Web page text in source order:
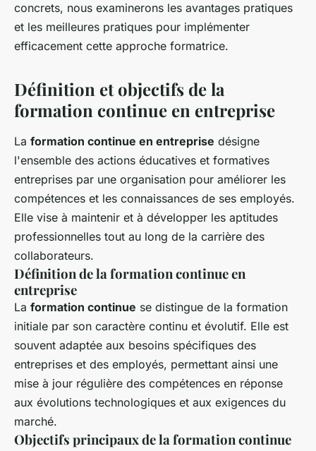
concrets, nous examinerons les avantages pratiques
et les meilleures pratiques pour implémenter
efficacement cette approche formatrice.
Définition et objectifs de la
formation continue en entreprise
La formation continue en entreprise désigne
l'ensemble des actions éducatives et formatives
entreprises par une organisation pour améliorer les
compétences et les connaissances de ses employés.
Elle vise à maintenir et à développer les aptitudes
professionnelles tout au long de la carrière des
collaborateurs.
Définition de la formation continue en
entreprise
La formation continue se distingue de la formation
initiale par son caractère continu et évolutif. Elle est
souvent adaptée aux besoins spécifiques des
entreprises et des employés, permettant ainsi une
mise à jour régulière des compétences en réponse
aux évolutions technologiques et aux exigences du
marché.
Objectifs principaux de la formation continue